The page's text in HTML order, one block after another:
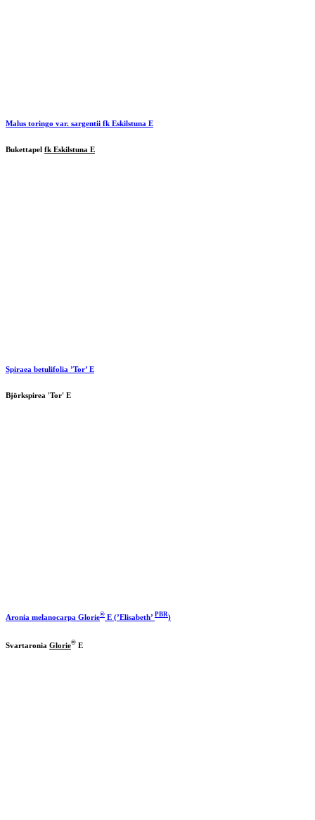
Malus toringo var. sargentii fk Eskilstuna E
Bukettapel fk Eskilstuna E
Spiraea betulifolia ’Tor’ E
Björkspirea 'Tor' E
Aronia melanocarpa Glorie® E (’Elisabeth’ PBR)
Svartaronia Glorie® E